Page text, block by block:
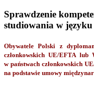
Sprawdzenie
studiowania w
Obywatele Polski z
członkowskich UE/EFTA
w państwach członkowskich
na podstawie umowy